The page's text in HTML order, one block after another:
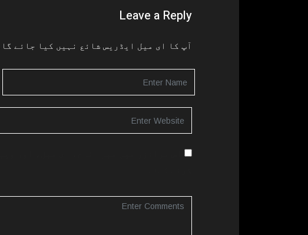
Leave a Reply
آپ کا ای میل ایڈریس شائع نہیں کیا جائے گا۔